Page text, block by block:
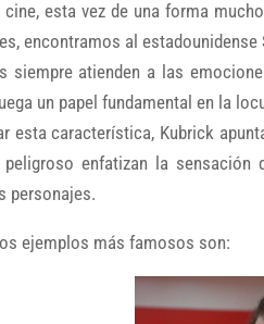
esta vez de una forma
encontramos al estadounidense
siempre atienden a las
un papel fundamental en la
esta característica, Kubrick
peligroso enfatizan la
personajes.
ejemplos más famosos son: